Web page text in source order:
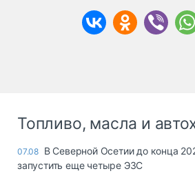
Топливо, масла и
07.08 В Северной Осетии до конца
запустить еще четыре ЭЗС